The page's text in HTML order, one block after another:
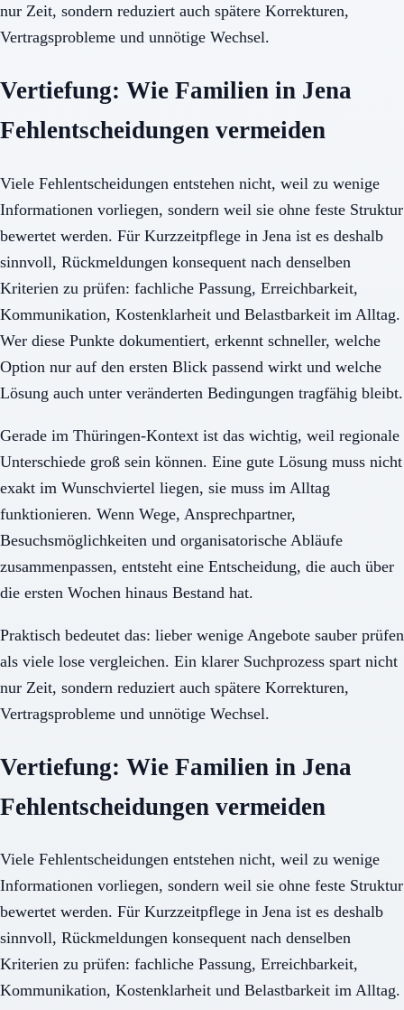
nur Zeit, sondern reduziert auch spätere Korrekturen,
Vertragsprobleme und unnötige Wechsel.
Vertiefung: Wie Familien in Jena
Fehlentscheidungen vermeiden
Viele Fehlentscheidungen entstehen nicht, weil zu wenige
Informationen vorliegen, sondern weil sie ohne feste Struktur
bewertet werden. Für Kurzzeitpflege in Jena ist es deshalb
sinnvoll, Rückmeldungen konsequent nach denselben
Kriterien zu prüfen: fachliche Passung, Erreichbarkeit,
Kommunikation, Kostenklarheit und Belastbarkeit im Alltag.
Wer diese Punkte dokumentiert, erkennt schneller, welche
Option nur auf den ersten Blick passend wirkt und welche
Lösung auch unter veränderten Bedingungen tragfähig bleibt.
Gerade im Thüringen-Kontext ist das wichtig, weil regionale
Unterschiede groß sein können. Eine gute Lösung muss nicht
exakt im Wunschviertel liegen, sie muss im Alltag
funktionieren. Wenn Wege, Ansprechpartner,
Besuchsmöglichkeiten und organisatorische Abläufe
zusammenpassen, entsteht eine Entscheidung, die auch über
die ersten Wochen hinaus Bestand hat.
Praktisch bedeutet das: lieber wenige Angebote sauber prüfen
als viele lose vergleichen. Ein klarer Suchprozess spart nicht
nur Zeit, sondern reduziert auch spätere Korrekturen,
Vertragsprobleme und unnötige Wechsel.
Vertiefung: Wie Familien in Jena
Fehlentscheidungen vermeiden
Viele Fehlentscheidungen entstehen nicht, weil zu wenige
Informationen vorliegen, sondern weil sie ohne feste Struktur
bewertet werden. Für Kurzzeitpflege in Jena ist es deshalb
sinnvoll, Rückmeldungen konsequent nach denselben
Kriterien zu prüfen: fachliche Passung, Erreichbarkeit,
Kommunikation, Kostenklarheit und Belastbarkeit im Alltag.